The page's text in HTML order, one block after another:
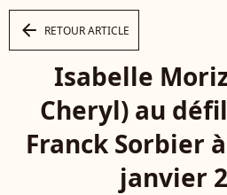
arrow_left RETOUR ARTICLE
Isabelle
Cheryl) au
Franck Sorbier
janvier